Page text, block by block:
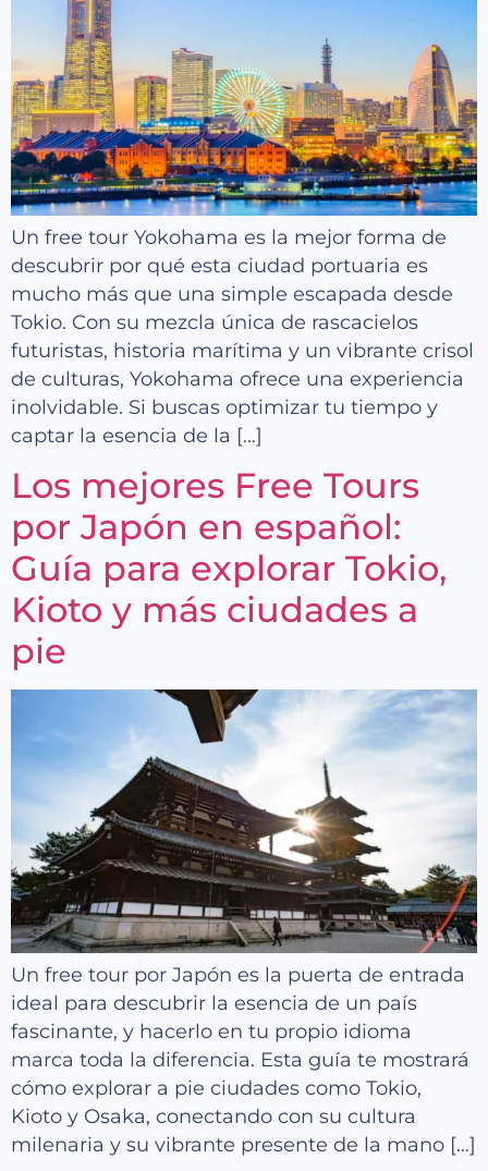
Un free tour Yokohama es la mejor forma de
descubrir por qué esta ciudad portuaria es
mucho más que una simple escapada desde
Tokio. Con su mezcla única de rascacielos
futuristas, historia marítima y un vibrante crisol
de culturas, Yokohama ofrece una experiencia
inolvidable. Si buscas optimizar tu tiempo y
captar la esencia de la […]
Los mejores Free Tours
por Japón en español:
Guía para explorar Tokio,
Kioto y más ciudades a
pie
Un free tour por Japón es la puerta de entrada
ideal para descubrir la esencia de un país
fascinante, y hacerlo en tu propio idioma
marca toda la diferencia. Esta guía te mostrará
cómo explorar a pie ciudades como Tokio,
Kioto y Osaka, conectando con su cultura
milenaria y su vibrante presente de la mano […]